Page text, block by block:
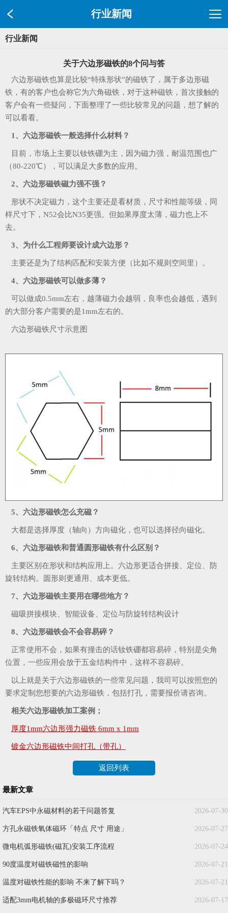
行业新闻
行业新闻
关于六边形磁铁的8个问与答
六边形磁铁也算是比较“特殊形状”的磁铁了，属于多边形磁
铁，有的客户也会称它为六角磁铁，对于这种磁铁，首次接触的
客户会有一些疑问，下面整理了一些比较常见的问题，想了解的
可以看看。
1、六边形磁铁一般选择什么材料？
目前，市场上主要以钕铁硼为主，因为磁力强，耐温范围也广
（80-220℃），可以满足大多数的应用。
2、六边形磁铁磁力强不强？
形状不决定磁力，这个主要还是看材质，尺寸和性能等级，同
样尺寸下，N52会比N35更强。但如果厚度太薄，磁力也上不
去。
3、为什么工程师要设计成六边形？
主要还是为了结构匹配和安装方便（比如不规则空间里）。
4、六边形磁铁可以做多薄？
可以做成0.5mm左右，越薄磁力会越弱，良率也会越低，遇到
的大部分客户需要的是1mm左右的。
六边形磁铁尺寸示意图
5、六边形磁铁怎么充磁？
大都是选择厚度（轴向）方向磁化，也可以选择径向磁化。
6、六边形磁铁和普通圆形磁铁有什么区别？
主要区别在形状和结构应用上。六边形更适合拼接、定位、防
旋转结构。圆形则更通用、成本更低。
7、六边形磁铁主要用在哪些地方？
磁吸拼接模块、智能设备、定位与防旋转结构设计
8、六边形磁铁会不会容易碎？
正常使用不会，如果有撞击的话钕铁硼都容易碎，特别是尖角
位置，一些应用会放于五金结构件中，这样不容易碎。
以上就是关于六边形磁铁的一些常见问题，我司可以按照您的
要求定制您想要的六边形磁铁，包括打孔，需要报价请咨询。
相关六边形磁铁加工案例；
厚度1mm六边形强力磁铁 6mm x 1mm
镀金六边形磁铁中间打孔（带孔）
返回列表
最新文章
2026-07-30
汽车EPS中永磁材料的若干问题答复
2026-07-27
方孔永磁铁氧体磁环「特点 尺寸 用途」
2026-07-24
微电机弧形磁铁(磁瓦)安装工序流程
2026-07-21
90度温度对磁铁磁性的影响
2026-07-21
温度对磁铁性能的影响 不来了解下吗？
2026-07-17
适配3mm电机轴的多极磁环尺寸推荐